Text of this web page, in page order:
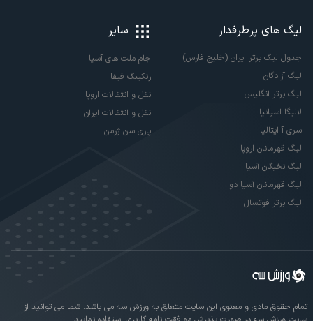
لیگ های پرطرفدار
جدول لیگ برتر ایران (خلیج فارس)
لیگ آزادگان
لیگ برتر انگلیس
لالیگا اسپانیا
سری آ ایتالیا
لیگ قهرمانان اروپا
لیگ نخبگان آسیا
لیگ قهرمانان آسیا دو
لیگ برتر فوتسال
سایر
جام ملت های آسیا
رنکینگ فیفا
نقل و انتقالات اروپا
نقل و انتقالات ایران
پاری سن ژرمن
تمام حقوق مادی و معنوی این سایت متعلق به ورزش سه می باشد. شما می توانید از